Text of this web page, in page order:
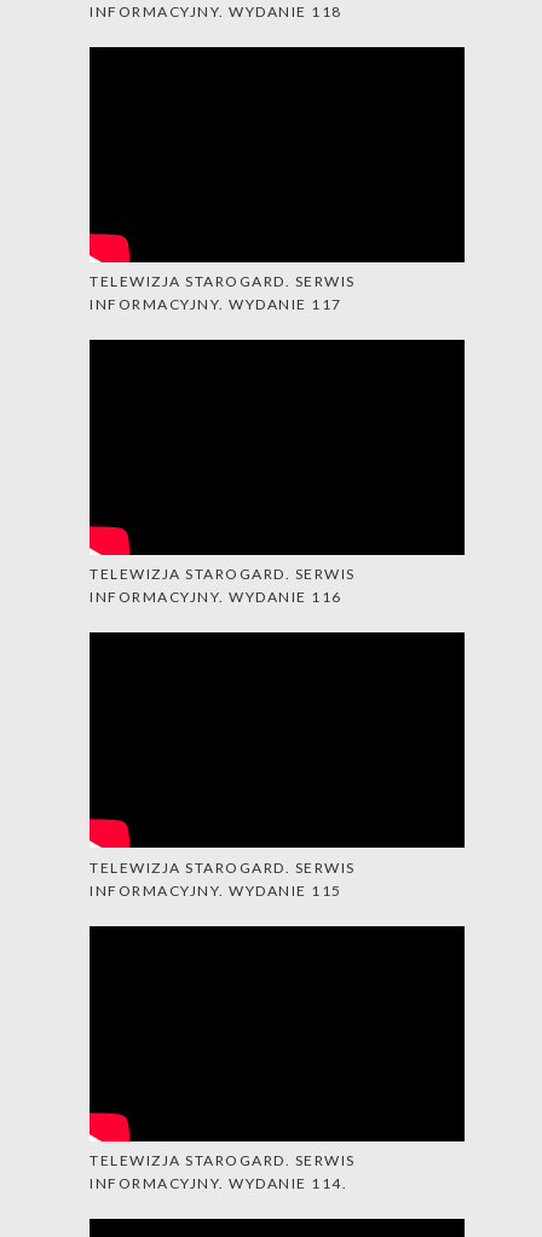
INFORMACYJNY. WYDANIE 118
TELEWIZJA STAROGARD. SERWIS
INFORMACYJNY. WYDANIE 117
TELEWIZJA STAROGARD. SERWIS
INFORMACYJNY. WYDANIE 116
TELEWIZJA STAROGARD. SERWIS
INFORMACYJNY. WYDANIE 115
TELEWIZJA STAROGARD. SERWIS
INFORMACYJNY. WYDANIE 114.